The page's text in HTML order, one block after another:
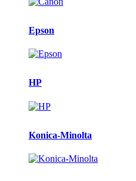
Epson
HP
Konica-Minolta